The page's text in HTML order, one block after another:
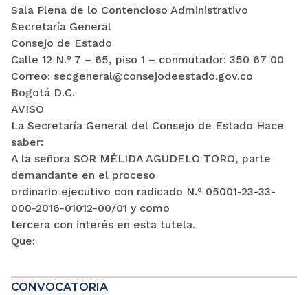
Sala Plena de lo Contencioso Administrativo
Secretaría General
Consejo de Estado
Calle 12 N.º 7 – 65, piso 1 – conmutador: 350 67 00
Correo: secgeneral@consejodeestado.gov.co
Bogotá D.C.
AVISO
La Secretaría General del Consejo de Estado Hace
saber:
A la señora SOR MÉLIDA AGUDELO TORO, parte
demandante en el proceso
ordinario ejecutivo con radicado N.º 05001-23-33-
000-2016-01012-00/01 y como
tercera con interés en esta tutela.
Que:
CONVOCATORIA